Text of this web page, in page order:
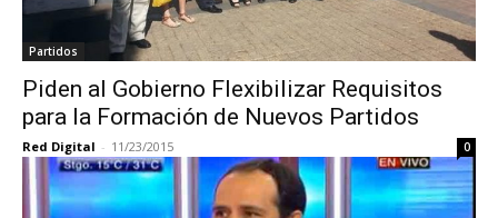
Partidos
Piden al Gobierno Flexibilizar Requisitos
para la Formación de Nuevos Partidos
Red Digital - 11/23/2015 0